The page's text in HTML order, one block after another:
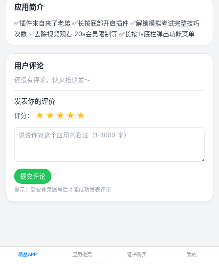
应用简介
✅插件来自来了老弟 ✅长按底部开启插件 ✅解锁模拟考试完整技巧
次数 ✅去除视频观看 20s会员限制等 ✅长按1s底栏弹出功能菜单
用户评论
还没有评论，快来抢沙发～
发表你的评价
评分： ★ ★ ★ ★ ★
提交评论
提示：需要登录账号后才能成功发表评论
精品APP 应用砸壳 证书购买 我的